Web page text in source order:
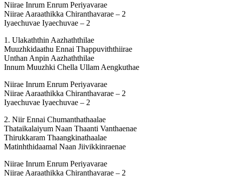
Niirae Inrum Enrum Periyavarae
Niirae Aaraathikka Chiranthavarae – 2
Iyaechuvae Iyaechuvae – 2
1. Ulakaththin Aazhaththilae
Muuzhkidaathu Ennai Thappuviththiirae
Unthan Anpin Aazhaththilae
Innum Muuzhki Chella Ullam Aengkuthae
Niirae Inrum Enrum Periyavarae
Niirae Aaraathikka Chiranthavarae – 2
Iyaechuvae Iyaechuvae – 2
2. Niir Ennai Chumanthathaalae
Thataikalaiyum Naan Thaanti Vanthaenae
Thirukkaram Thaangkinathaalae
Matinhthidaamal Naan Jiivikkinraenae
Niirae Inrum Enrum Periyavarae
Niirae Aaraathikka Chiranthavarae – 2